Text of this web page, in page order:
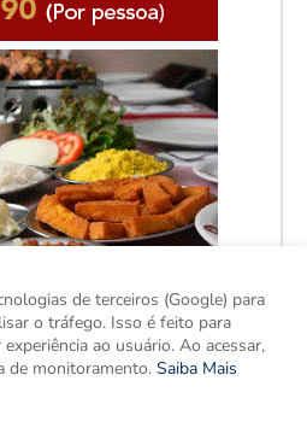
de terceiros (Google) para
o tráfego. Isso é feito para
ao usuário. Ao acessar,
de monitoramento. Saiba Mais